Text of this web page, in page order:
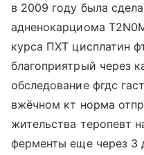
в 2009 году была
адненокарциома
курса ПХТ цисплатин
благоприятрый через
обследование фгдс
вжёчном кт норма
жительства теропевт
ферменты еще через 3